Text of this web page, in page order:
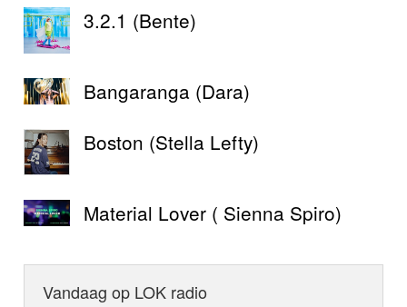
3.2.1 (Bente)
Bangaranga (Dara)
Boston (Stella Lefty)
Material Lover ( Sienna Spiro)
Vandaag op LOK radio